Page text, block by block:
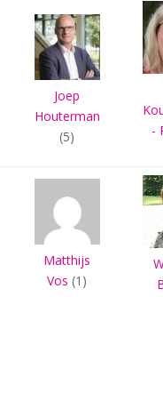
Joep
Houterman
(5)
-
Matthijs
Vos (1)